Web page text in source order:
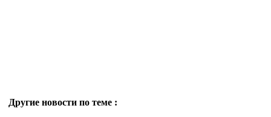
Другие новости по теме :